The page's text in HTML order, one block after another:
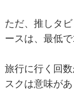
ただ、推しタ
ースは、最低
旅行に行く回
スクは意味があ